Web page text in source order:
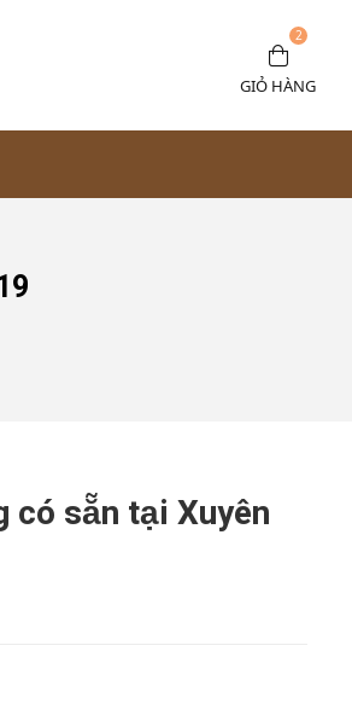
2
GIỎ HÀNG
sẵn tại Xuyên